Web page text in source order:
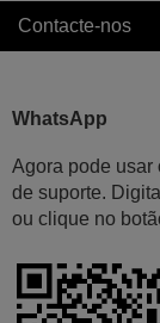
Contacte-nos
WhatsApp
Agora pode usar
de suporte.
ou clique no